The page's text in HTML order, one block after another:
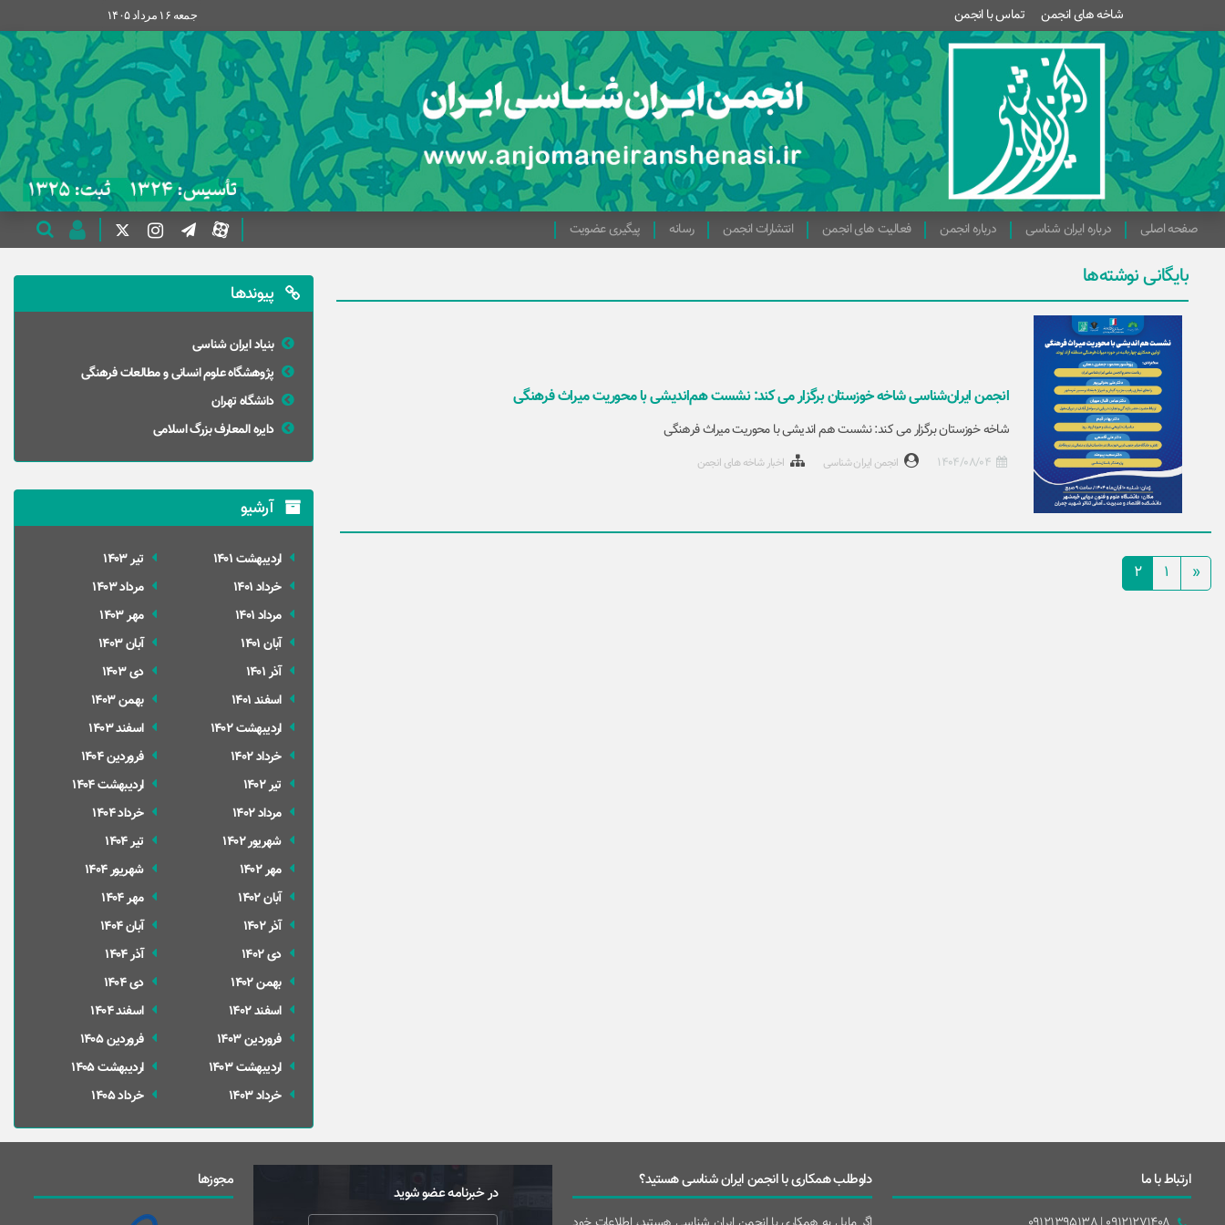
شاخه های انجمن تماس با انجمن جمعه ۱۶ مرداد ۱۴۰۵
صفحه اصلی درباره ایران شناسی درباره انجمن فعالیت های انجمن انتشارات انجمن رسانه پیگیری عضویت
بایگانی نوشته‌ها
انجمن ایران‌شناسی شاخه خوزستان برگزار می کند: نشست هم‌اندیشی با محوریت میراث فرهنگی
شاخه خوزستان برگزار می کند: نشست هم اندیشی با محوریت میراث فرهنگی
انجمن ایران شناسی اخبار شاخه های انجمن
«
1
2
پیوندها
بنیاد ایران شناسی
پژوهشگاه علوم انسانی و مطالعات فرهنگی
دانشگاه تهران
دایره المعارف بزرگ اسلامی
آرشیو
ارديبهشت 1401
خرداد 1401
مرداد 1401
آبان 1401
آذر 1401
اسفند 1401
ارديبهشت 1402
خرداد 1402
تير 1402
مرداد 1402
شهریور 1402
مهر 1402
آبان 1402
آذر 1402
دی 1402
بهمن 1402
اسفند 1402
فروردین 1403
ارديبهشت 1403
خرداد 1403
تير 1403
مرداد 1403
مهر 1403
آبان 1403
دی 1403
بهمن 1403
اسفند 1403
فروردین 1404
ارديبهشت 1404
خرداد 1404
تير 1404
شهریور 1404
مهر 1404
آبان 1404
آذر 1404
دی 1404
اسفند 1404
فروردین 1405
ارديبهشت 1405
خرداد 1405
ارتباط با ما داوطلب همکاری با انجمن ایران شناسی هستید؟
در خبرنامه عضو شوید
مجوزها